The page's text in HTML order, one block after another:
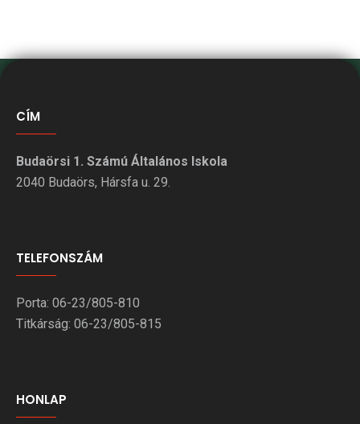
CÍM
Budaörsi 1. Számú Általános Iskola
2040 Budaörs, Hársfa u. 29.
TELEFONSZÁM
Porta: 06-23/805-810
Titkárság: 06-23/805-815
HONLAP